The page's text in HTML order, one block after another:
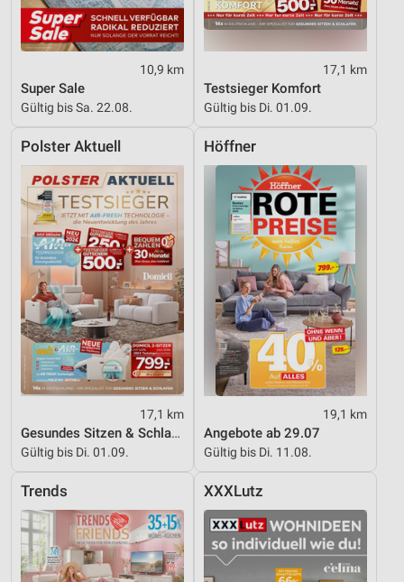
10,9 km
Super Sale
Gültig bis Sa. 22.08.
17,1 km
Testsieger Komfort
Gültig bis Di. 01.09.
Polster Aktuell
17,1 km
Gesundes Sitzen & Schlafen
Gültig bis Di. 01.09.
Höffner
19,1 km
Angebote ab 29.07
Gültig bis Di. 11.08.
Trends XXXLutz
Werbung